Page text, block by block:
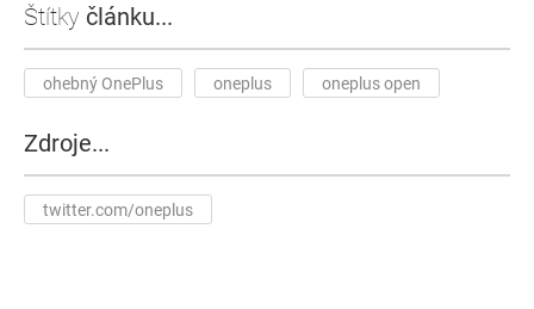
Štítky článku...
ohebný OnePlus oneplus oneplus open
Zdroje...
twitter.com/oneplus